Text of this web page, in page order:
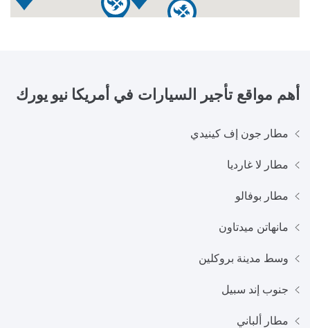
أهم مواقع تأجير السيارات في أمريكا نيو يورك
مطار جون إف كينيدي
مطار لا غارديا
مطار بوفالو
مانهاتن ميدتاون
وسط مدينة بروكلين
جنوب إند سبيل
مطار ألباني